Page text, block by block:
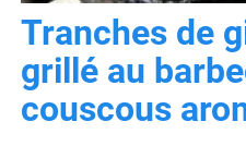
Tranches de
grillé au
couscous